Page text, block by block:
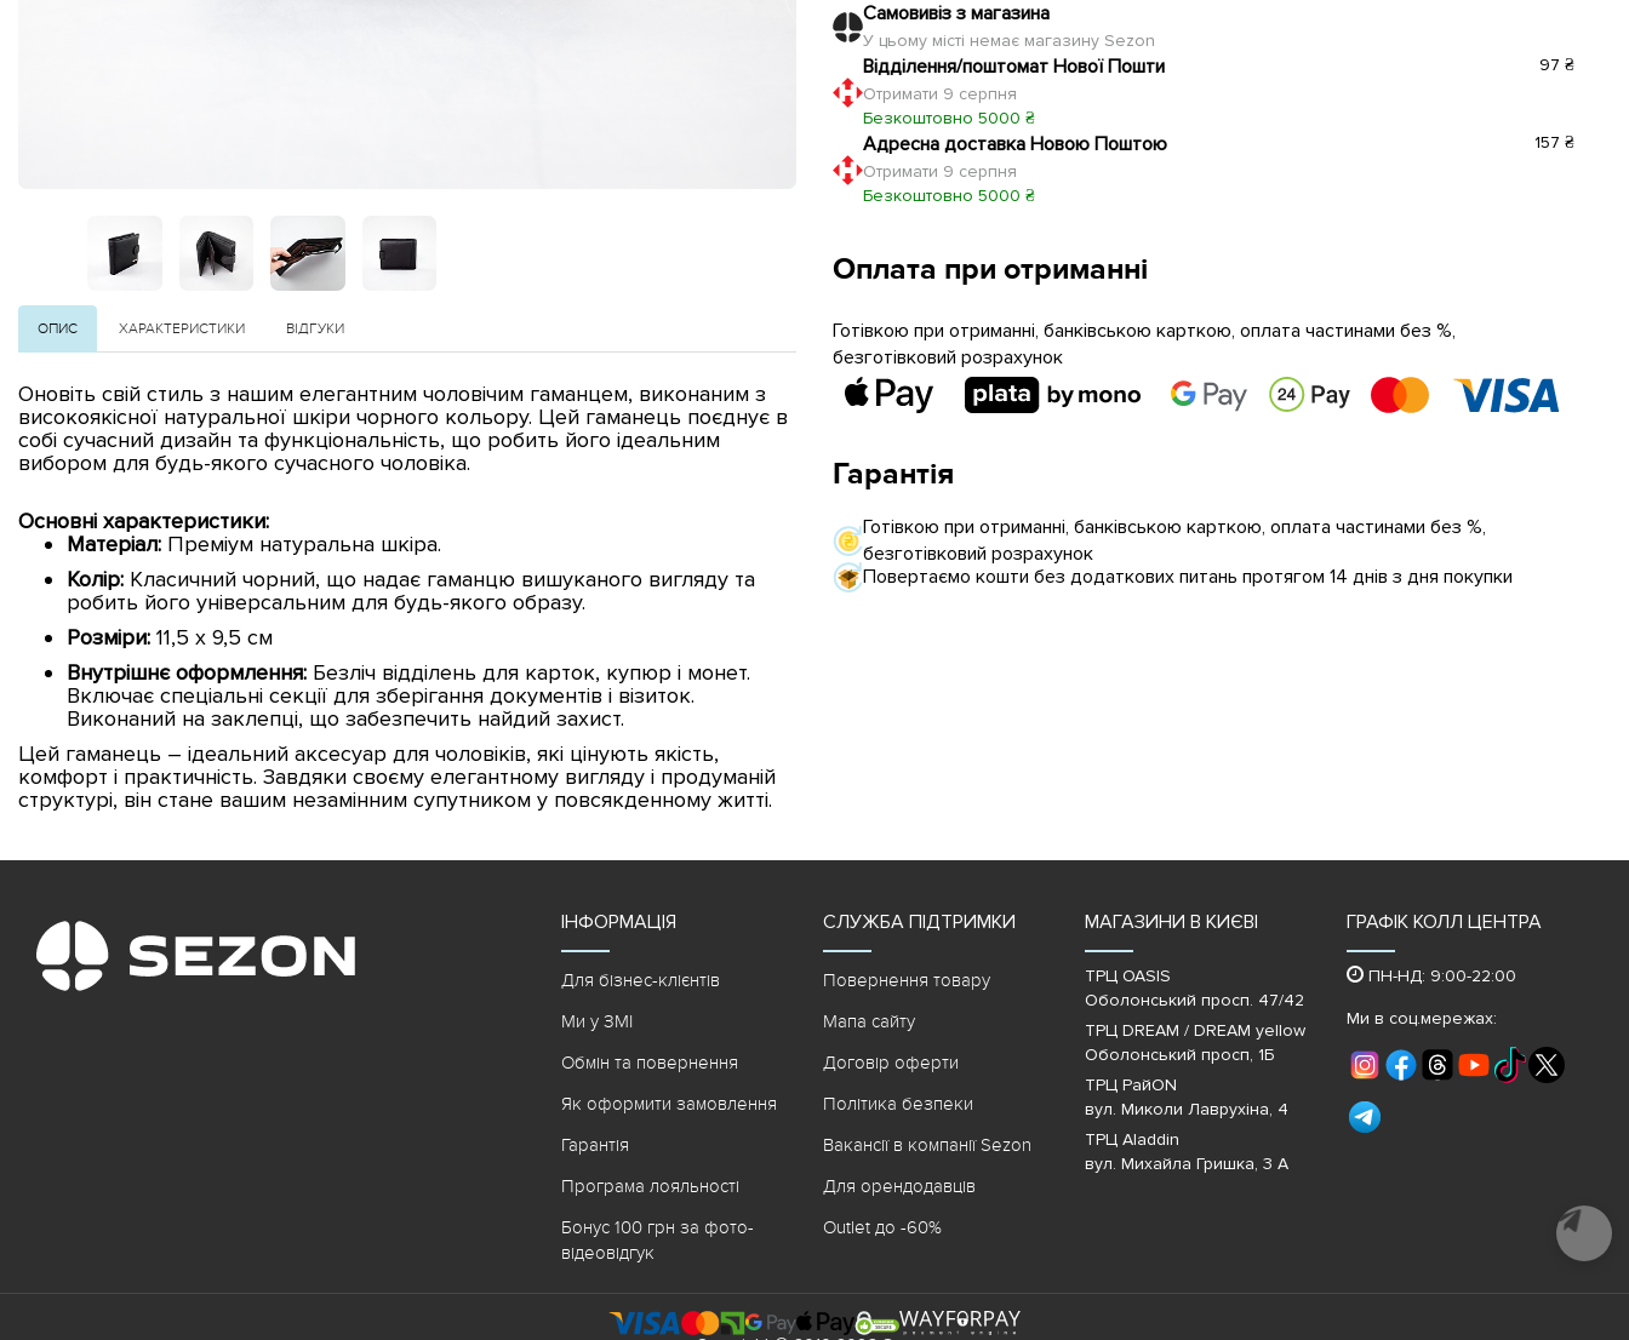
Самовивіз з магазина
У цьому місті немає магазину Sezon
Відділення/поштомат Нової Пошти
Отримати 9 серпня
Безкоштовно 5000 ₴
97 ₴
Адресна доставка Новою Поштою
Отримати 9 серпня
Безкоштовно 5000 ₴
157 ₴
Оплата при отриманні
Готівкою при отриманні, банківською карткою, оплата частинами без %,
безготівковий розрахунок
Гарантія
Готівкою при отриманні, банківською карткою, оплата частинами без %,
безготівковий розрахунок
Повертаємо кошти без додаткових питань протягом 14 днів з дня покупки
ОПИС ХАРАКТЕРИСТИКИ ВІДГУКИ
Оновіть свій стиль з нашим елегантним чоловічим гаманцем, виконаним з
високоякісної натуральної шкіри чорного кольору. Цей гаманець поєднує в
собі сучасний дизайн та функціональність, що робить його ідеальним
вибором для будь-якого сучасного чоловіка.
Основні характеристики:
Матеріал: Преміум натуральна шкіра.
Колір: Класичний чорний, що надає гаманцю вишуканого вигляду та
робить його універсальним для будь-якого образу.
Розміри: 11,5 x 9,5 см
Внутрішнє оформлення: Безліч відділень для карток, купюр і монет.
Включає спеціальні секції для зберігання документів і візиток.
Виконаний на заклепці, що забезпечить найдий захист.
Цей гаманець – ідеальний аксесуар для чоловіків, які цінують якість,
комфорт і практичність. Завдяки своєму елегантному вигляду і продуманій
структурі, він стане вашим незамінним супутником у повсякденному житті.
ІНФОРМАЦІЯ
Для бізнес-клієнтів
Ми у ЗМІ
Обмін та повернення
Як оформити замовлення
Гарантія
Програма лояльності
Бонус 100 грн за фото-
відеовідгук
СЛУЖБА ПІДТРИМКИ
Повернення товару
Мапа сайту
Договір оферти
Політика безпеки
Вакансії в компанії Sezon
Для орендодавців
Outlet до -60%
МАГАЗИНИ В КИЄВІ
ТРЦ OASIS
Оболонський просп. 47/42
ТРЦ DREAM / DREAM yellow
Оболонський просп, 1Б
ТРЦ РайON
вул. Миколи Лаврухіна, 4
ТРЦ Aladdin
вул. Михайла Гришка, 3 А
ГРАФІК КОЛЛ ЦЕНТРА
ПН-НД: 9:00-22:00
Ми в соц.мережах:
Почати
діалог